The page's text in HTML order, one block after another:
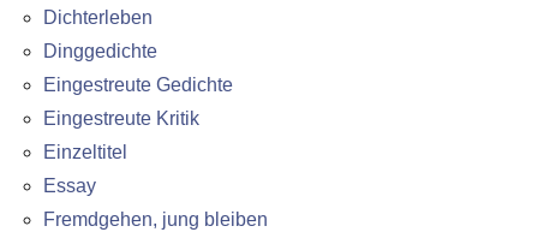
Dichterleben
Dinggedichte
Eingestreute Gedichte
Eingestreute Kritik
Einzeltitel
Essay
Fremdgehen, jung bleiben